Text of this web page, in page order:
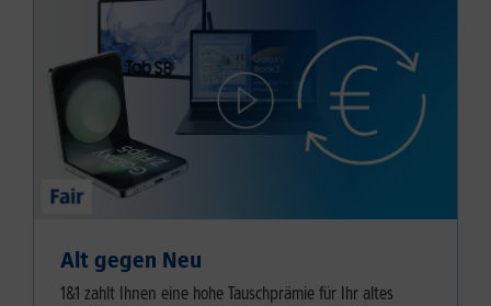
Alt gegen Neu
1&1 zahlt Ihnen eine hohe Tauschprämie für Ihr altes